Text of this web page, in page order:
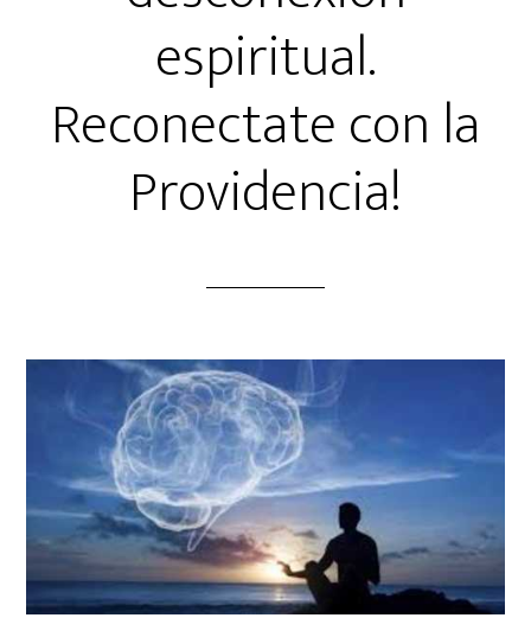
espiritual.
Reconectate con la
Providencia!